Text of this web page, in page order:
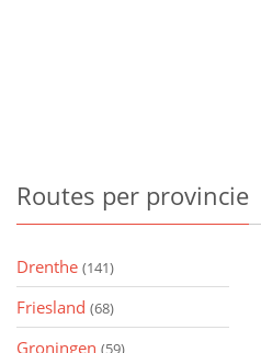
Routes per provincie
Drenthe (141)
Friesland (68)
Groningen (59)